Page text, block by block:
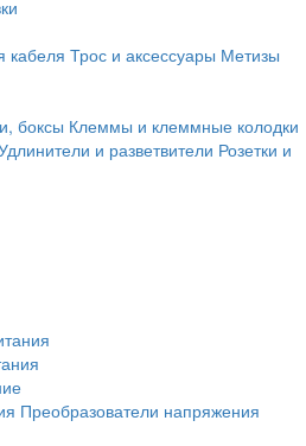
кабеля Трос и аксессуары Метизы
боксы Клеммы и клеммные колодки
и разветвители Розетки и
Преобразователи напряжения